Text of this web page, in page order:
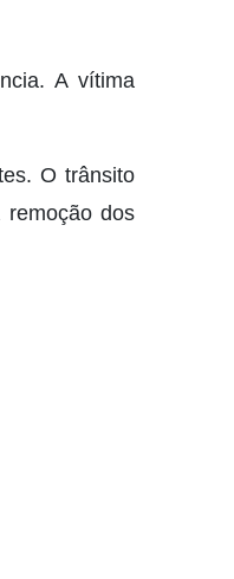
A vítima
O trânsito
remoção dos